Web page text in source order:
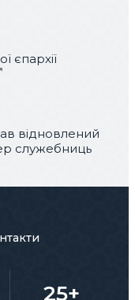
єпархії
відновлений
служебниць
25+